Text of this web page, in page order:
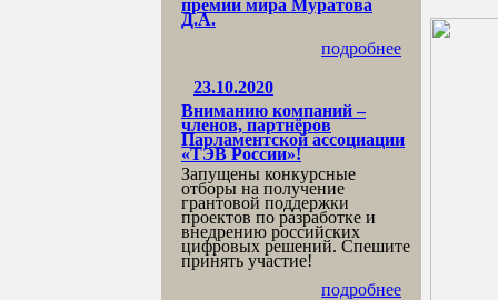
премии мира Муратова
Д.А.
подробнее
23.10.2020
Вниманию компаний –
членов, партнёров
Парламентской ассоциации
«ТЭВ России»!
Запущены конкурсные
отборы на получение
грантовой поддержки
проектов по разработке и
внедрению российских
цифровых решений. Спешите
принять участие!
подробнее